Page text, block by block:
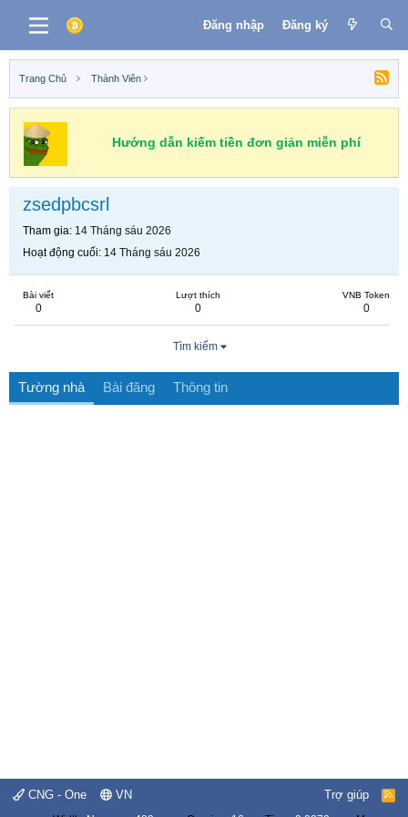
Đăng nhập Đăng ký
Trang Chủ Thành Viên
Hướng dẫn kiếm tiền đơn giản miễn phí
zsedpbcsrl
Tham gia 14 Tháng sáu 2026
Hoạt động cuối 14 Tháng sáu 2026
Bài viết
0
Lượt thích
0
VNB Token
0
Tìm kiếm
Tường nhà Bài đăng Thông tin
CNG - One VN Trợ giúp
R